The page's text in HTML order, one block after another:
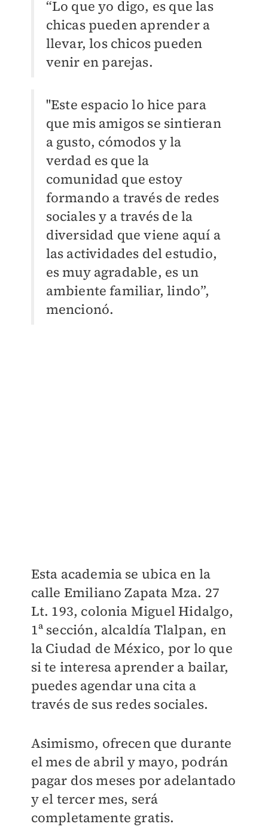
“Lo que yo digo, es que las
chicas pueden aprender a
llevar, los chicos pueden
venir en parejas.
''Este espacio lo hice para
que mis amigos se sintieran
a gusto, cómodos y la
verdad es que la
comunidad que estoy
formando a través de redes
sociales y a través de la
diversidad que viene aquí a
las actividades del estudio,
es muy agradable, es un
ambiente familiar, lindo”,
mencionó.
Esta academia se ubica en la
calle Emiliano Zapata Mza. 27
Lt. 193, colonia Miguel Hidalgo,
1ª sección, alcaldía Tlalpan, en
la Ciudad de México, por lo que
si te interesa aprender a bailar,
puedes agendar una cita a
través de sus redes sociales.
Asimismo, ofrecen que durante
el mes de abril y mayo, podrán
pagar dos meses por adelantado
y el tercer mes, será
completamente gratis.